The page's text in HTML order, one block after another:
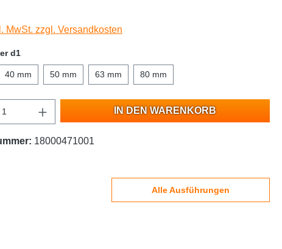
MwSt. zzgl. Versandkosten
d1
40 mm 50 mm 63 mm 80 mm
IN DEN WARENKORB
18000471001
Alle Ausführungen